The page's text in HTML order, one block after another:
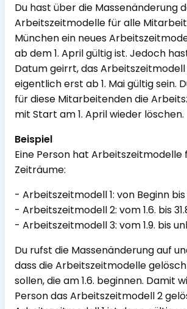
Du hast über die Massenänderung
Arbeitszeitmodelle für alle
München ein neues
ab dem 1. April gültig ist. Jedoch
Datum geirrt, das
eigentlich erst ab 1. Mai gültig sein.
für diese Mitarbeitenden die
mit Start am 1. April wieder löschen.
Beispiel
Eine Person hat Arbeitszeitmodelle
Zeiträume:
- Arbeitszeitmodell 1: von Beginn bis
- Arbeitszeitmodell 2: vom 1.6. bis
- Arbeitszeitmodell 3: vom 1.9. bis
Du rufst die Massenänderung auf
dass die Arbeitszeitmodelle
sollen, die am 1.6. beginnen. Damit
Person das Arbeitszeitmodell 2